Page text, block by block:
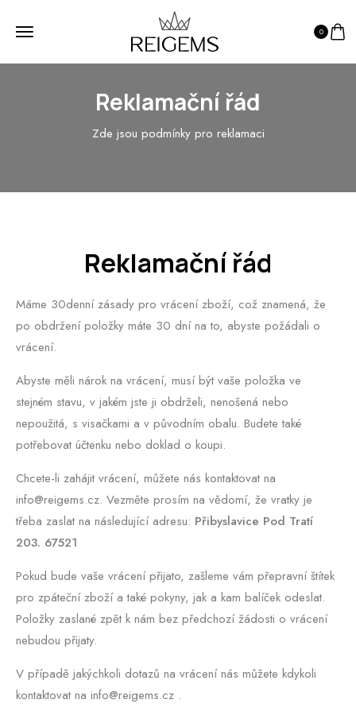
0
Reklamační řád
Zde jsou podmínky pro reklamaci
Reklamační řád
Máme 30denní zásady pro vrácení zboží, což znamená, že
po obdržení položky máte 30 dní na to, abyste požádali o
vrácení.
Abyste měli nárok na vrácení, musí být vaše položka ve
stejném stavu, v jakém jste ji obdrželi, nenošená nebo
nepoužitá, s visačkami a v původním obalu. Budete také
potřebovat účtenku nebo doklad o koupi.
Chcete-li zahájit vrácení, můžete nás kontaktovat na
info@reigems.cz. Vezměte prosím na vědomí, že vratky je
třeba zaslat na následující adresu: Přibyslavice Pod Tratí
203. 67521
Pokud bude vaše vrácení přijato, zašleme vám přepravní štítek
pro zpáteční zboží a také pokyny, jak a kam balíček odeslat.
Položky zaslané zpět k nám bez předchozí žádosti o vrácení
nebudou přijaty.
V případě jakýchkoli dotazů na vrácení nás můžete kdykoli
kontaktovat na info@reigems.cz .